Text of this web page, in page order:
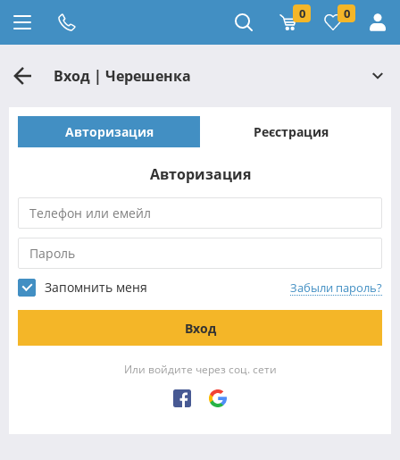
0 0
Вход | Черешенка
Авторизация Реєстрация
Авторизация
Запомнить меня Забыли пароль?
Вход
Или войдите через соц. сети